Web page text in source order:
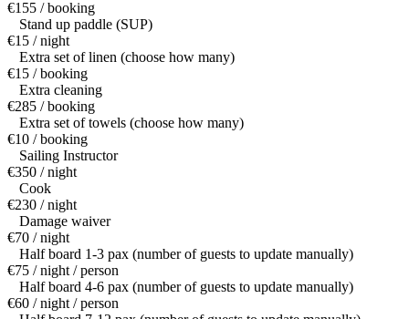
€155 / booking
Stand up paddle (SUP)
€15 / night
Extra set of linen (choose how many)
€15 / booking
Extra cleaning
€285 / booking
Extra set of towels (choose how many)
€10 / booking
Sailing Instructor
€350 / night
Cook
€230 / night
Damage waiver
€70 / night
Half board 1-3 pax (number of guests to update manually)
€75 / night / person
Half board 4-6 pax (number of guests to update manually)
€60 / night / person